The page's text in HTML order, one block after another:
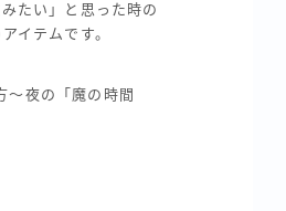
たい」と思った時の
イテムです。
〜夜の「魔の時間